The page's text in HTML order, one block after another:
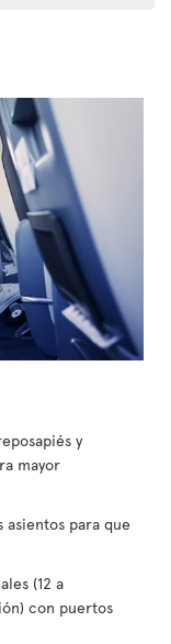
y
mayor
asientos para que
(12 a
con puertos